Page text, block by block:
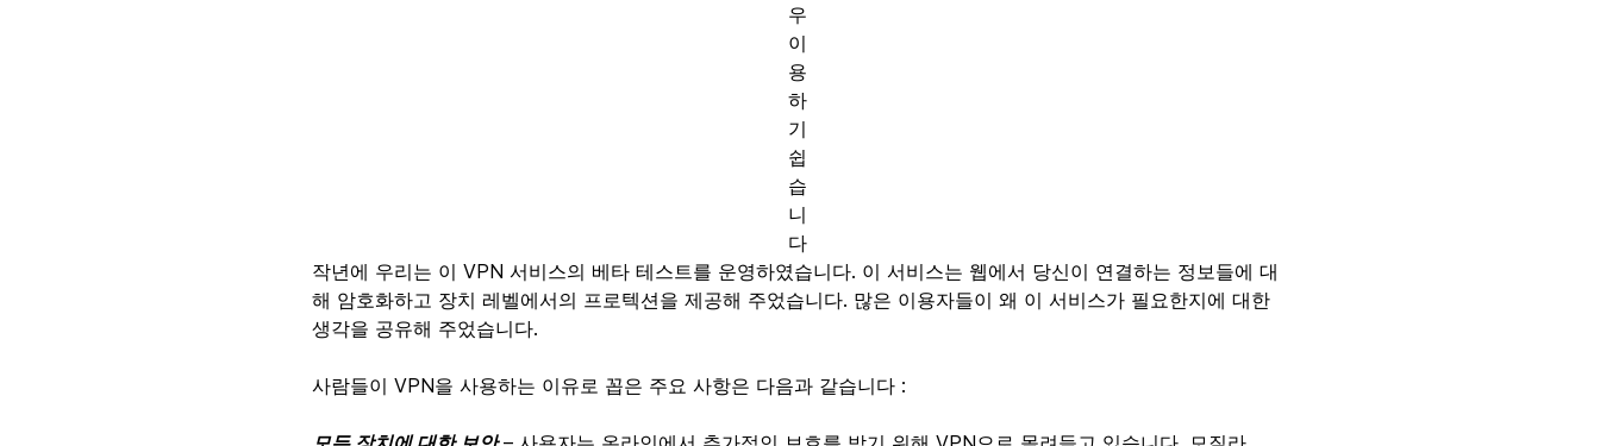
우
이
용
하
기
쉽
습
니
다
작년에 우리는 이 VPN 서비스의 베타 테스트를 운영하였습니다. 이 서비스는 웹에서 당신이 연결하는 정보들에 대
해 암호화하고 장치 레벨에서의 프로텍션을 제공해 주었습니다. 많은 이용자들이 왜 이 서비스가 필요한지에 대한
생각을 공유해 주었습니다.
사람들이 VPN을 사용하는 이유로 꼽은 주요 사항은 다음과 같습니다 :